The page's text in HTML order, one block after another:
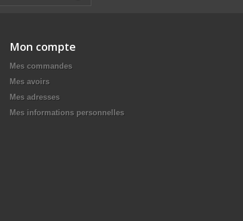
Mon compte
Mes commandes
Mes avoirs
Mes adresses
Mes informations personnelles